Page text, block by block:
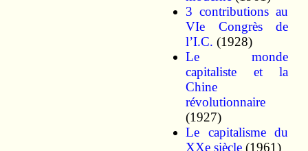
3 contributions au
VIe Congrès de
l’I.C. (1928)
Le monde
capitaliste et la
Chine
révolutionnaire
(1927)
Le capitalisme du
XXe siècle(1961)